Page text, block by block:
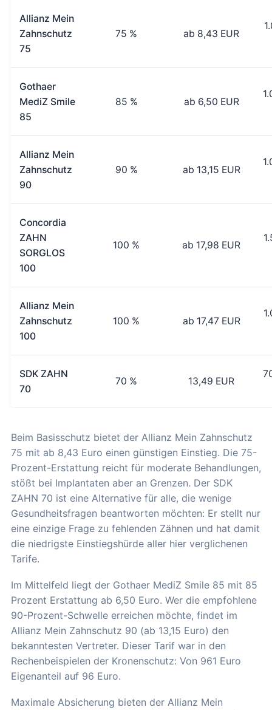
Allianz Mein
Zahnschutz
75
75 % ab 8,43 EUR
Gothaer
MediZ Smile
85
85 % ab 6,50 EUR
Allianz Mein
Zahnschutz
90
90 % ab 13,15 EUR
Concordia
ZAHN
SORGLOS
100
100 % ab 17,98 EUR
Allianz Mein
Zahnschutz
100
100 % ab 17,47 EUR
SDK ZAHN
70
70 % 13,49 EUR
Beim Basisschutz bietet der Allianz Mein Zahnschutz
75 mit ab 8,43 Euro einen günstigen Einstieg. Die 75-
Prozent-Erstattung reicht für moderate Behandlungen,
stößt bei Implantaten aber an Grenzen. Der SDK
ZAHN 70 ist eine Alternative für alle, die wenige
Gesundheitsfragen beantworten möchten: Er stellt nur
eine einzige Frage zu fehlenden Zähnen und hat damit
die niedrigste Einstiegshürde aller hier verglichenen
Tarife.
Im Mittelfeld liegt der Gothaer MediZ Smile 85 mit 85
Prozent Erstattung ab 6,50 Euro. Wer die empfohlene
90-Prozent-Schwelle erreichen möchte, findet im
Allianz Mein Zahnschutz 90 (ab 13,15 Euro) den
bekanntesten Vertreter. Dieser Tarif war in den
Rechenbeispielen der Kronenschutz: Von 961 Euro
Eigenanteil auf 96 Euro.
Maximale Absicherung bieten der Allianz Mein